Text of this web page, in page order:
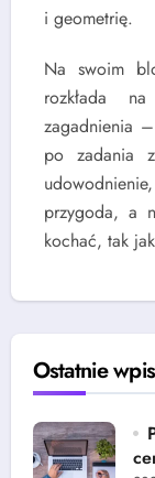
i geometrię.
Na swoim
rozkłada
zagadnienia
po zadania
przygoda, a
kochać, tak
Ostatnie